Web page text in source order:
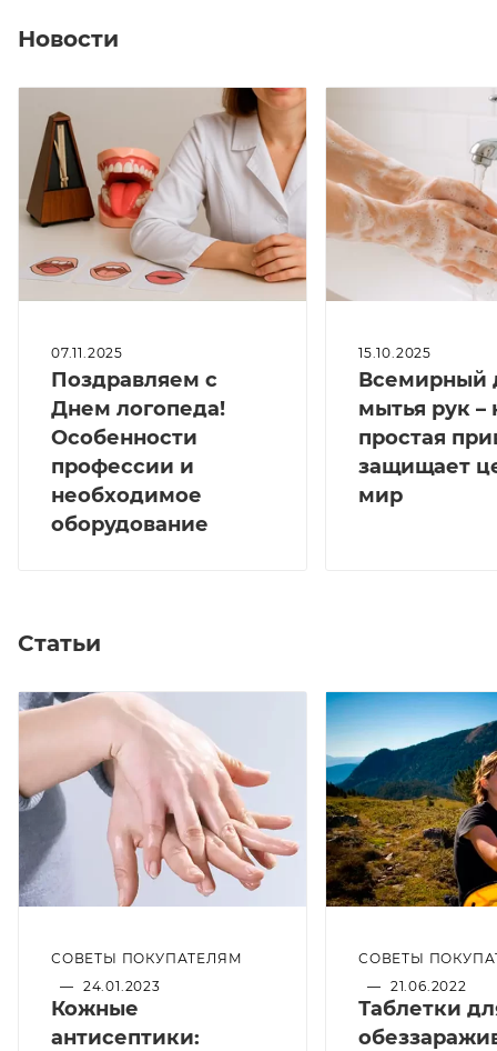
Новости
07.11.2025
Поздравляем с
Днем логопеда!
Особенности
профессии и
необходимое
оборудование
15.10.2025
Всемирный
мытья рук –
простая
защищает
мир
Статьи
СОВЕТЫ ПОКУПАТЕЛЯМ
— 24.01.2023
Кожные
антисептики:
СОВЕТЫ
— 21.06.2022
Таблетки